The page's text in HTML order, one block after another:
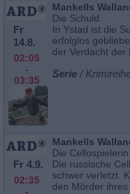
Fr
14.8.
02:05
-
03:35
Mankells
Die Schuld
In Ystad ist die
erfolglos
der Verdacht der
Serie /
Fr 4.9.
02:35
-
Mankells
Die Cellospielerin
Die russische
schwer verletzt.
den Mörder ihres